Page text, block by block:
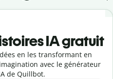
IA gratuit
en les transformant en
avec le générateur
de Quillbot.